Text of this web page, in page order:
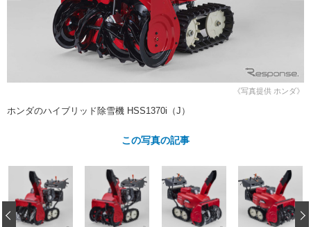
鈑金・塗装
ヘッドライト磨き コーティング
フィルム・ラッピング
小キズ直し 防錆
特集記事
ストップ 不具合修理＆粗悪修理
カーメーカー「旧車」関連プロジェ
ショップ紹介
プロショップ検索
カーメーカー「旧車」関連プロジ
ェクト
イベント
《写真提供 ホンダ》
ホンダのハイブリッド除雪機 HSS1370i（J）
この写真の記事
‹